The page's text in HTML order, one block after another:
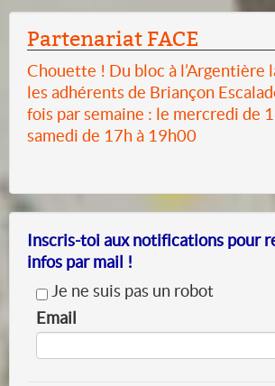
Partenariat FACE
Chouette ! Du bloc à l’Argentière
les adhérents de Briançon
fois par semaine : le mercredi de
samedi de 17h à 19h00
Inscris-toi aux notifications pour
infos par mail !
Je ne suis pas un robot
Email